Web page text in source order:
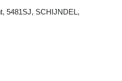
5481SJ, SCHIJNDEL,